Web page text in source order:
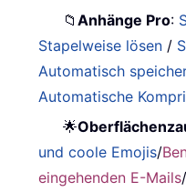
📁Anhänge Pro:
Stapelweise lösen /
Automatisch
Automatische
🌟
und coole Emojis/
eingehenden E-Mails/